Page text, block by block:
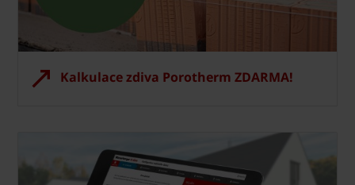
Kalkulace zdiva Porotherm ZDARMA!